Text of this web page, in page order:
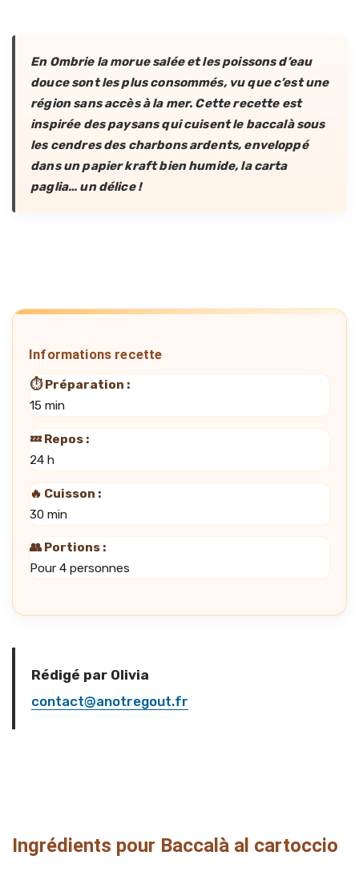
En Ombrie la morue salée et les poissons d’eau
douce sont les plus consommés, vu que c’est une
région sans accès à la mer. Cette recette est
inspirée des paysans qui cuisent le baccalà sous
les cendres des charbons ardents, enveloppé
dans un papier kraft bien humide, la carta
paglia… un délice !
Informations recette
⏱️ Préparation :
15 min
💤 Repos :
24 h
🔥 Cuisson :
30 min
👥 Portions :
Pour 4 personnes
Rédigé par Olivia
contact@anotregout.fr
Ingrédients pour Baccalà al cartoccio